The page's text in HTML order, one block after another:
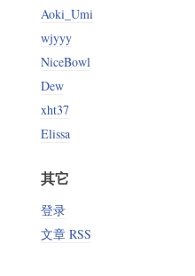
Aoki_Umi
wjyyy
NiceBowl
Dew
xht37
Elissa
其它
登录
文章 RSS